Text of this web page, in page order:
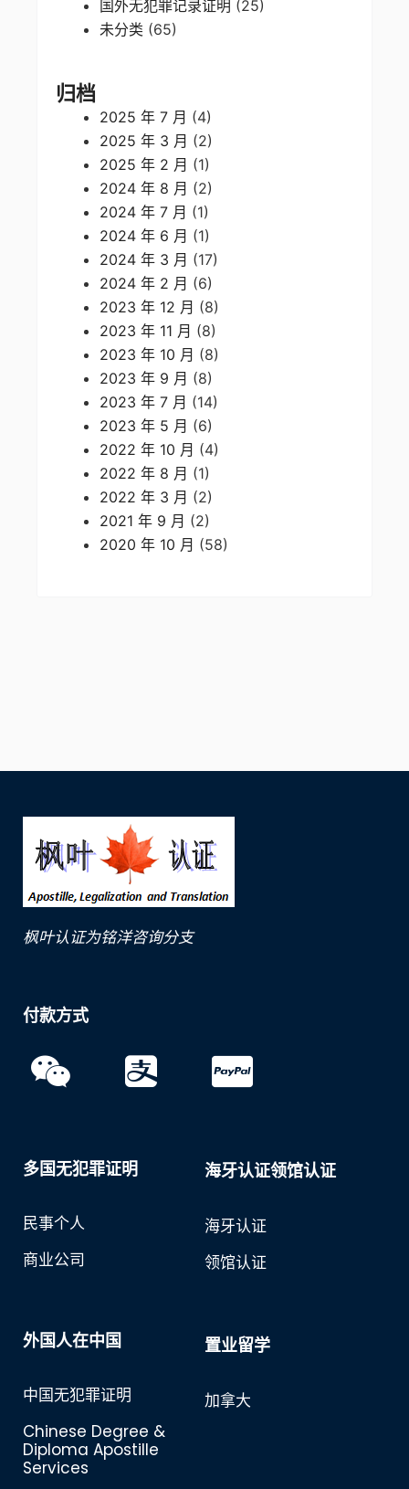
国外无犯罪记录证明 (25)
未分类 (65)
归档
2025 年 7 月 (4)
2025 年 3 月 (2)
2025 年 2 月 (1)
2024 年 8 月 (2)
2024 年 7 月 (1)
2024 年 6 月 (1)
2024 年 3 月 (17)
2024 年 2 月 (6)
2023 年 12 月 (8)
2023 年 11 月 (8)
2023 年 10 月 (8)
2023 年 9 月 (8)
2023 年 7 月 (14)
2023 年 5 月 (6)
2022 年 10 月 (4)
2022 年 8 月 (1)
2022 年 3 月 (2)
2021 年 9 月 (2)
2020 年 10 月 (58)
枫叶认证为铭洋咨询分支
付款方式
多国无犯罪证明
民事个人
商业公司
外国人在中国
中国无犯罪证明
Chinese Degree &
Diploma Apostille
Services
海牙认证领馆认证
海牙认证
领馆认证
置业留学
加拿大